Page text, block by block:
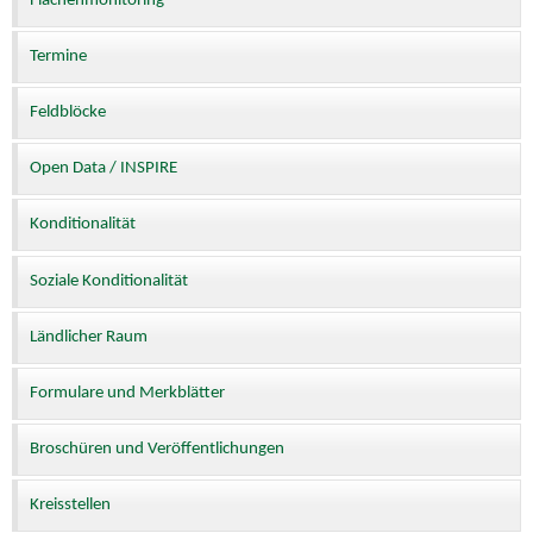
Termine
Feldblöcke
Open Data / INSPIRE
Konditionalität
Soziale Konditionalität
Ländlicher Raum
Formulare und Merkblätter
Broschüren und Veröffentlichungen
Kreisstellen